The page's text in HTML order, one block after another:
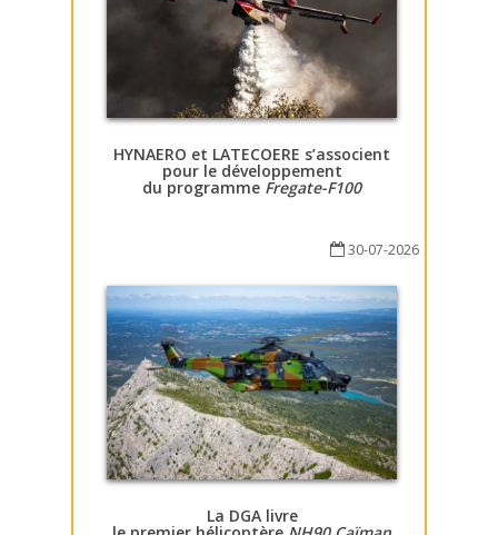
HYNAERO et LATECOERE s’associent
pour le développement
du programme Fregate-F100
30-07-2026
La DGA livre